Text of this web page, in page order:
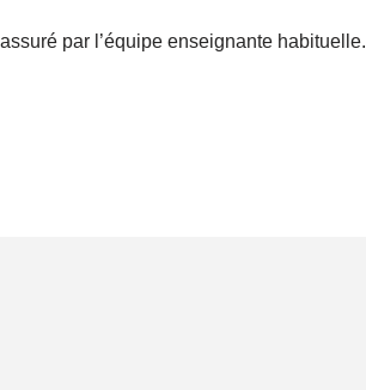
par l’équipe enseignante habituelle.